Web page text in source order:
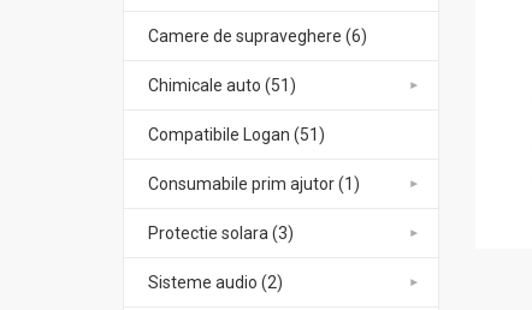
Camere de supraveghere (6)
Chimicale auto (51)
Compatibile Logan (51)
Consumabile prim ajutor (1)
Protectie solara (3)
Sisteme audio (2)